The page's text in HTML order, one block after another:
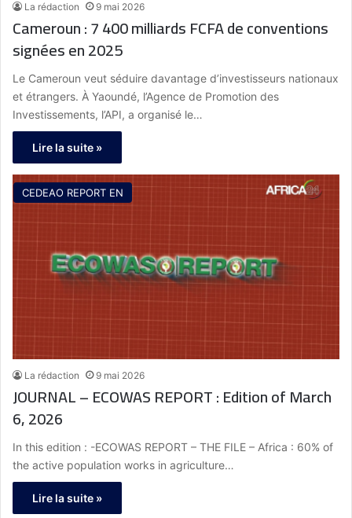
La rédaction 9 mai 2026
Cameroun : 7 400 milliards FCFA de conventions
signées en 2025
Le Cameroun veut séduire davantage d’investisseurs nationaux
et étrangers. À Yaoundé, l’Agence de Promotion des
Investissements, l’API, a organisé le…
Lire la suite »
CEDEAO REPORT EN
La rédaction 9 mai 2026
JOURNAL – ECOWAS REPORT : Edition of March
6, 2026
In this edition : -ECOWAS REPORT – THE FILE – Africa : 60% of
the active population works in agriculture…
Lire la suite »